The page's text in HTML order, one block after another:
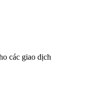
các giao dịch